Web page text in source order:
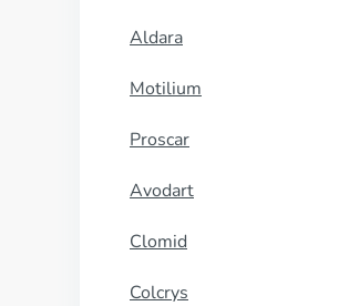
Aldara
Motilium
Proscar
Avodart
Clomid
Colcrys